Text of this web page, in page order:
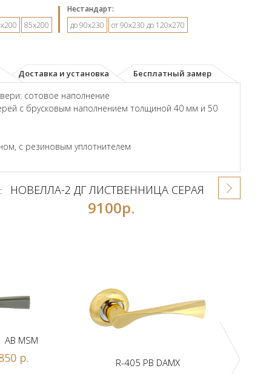
85х200
Hестандарт:
до 90х230
от 90х230 до 120х270
Доставка и установка Бесплатный замер
сотовое наполнение
с брусковым наполнением толщиной 40 мм и 50
с резиновым уплотнителем
НОВЕЛЛА-2 ДГ ЛИСТВЕННИЦА СЕРАЯ
9100р.
AB MSM
р. R-405 PB DAMX